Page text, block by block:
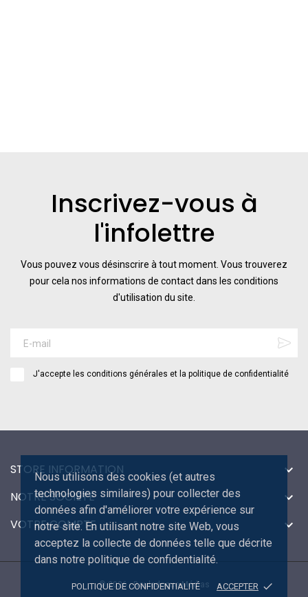
Nous utilisons des cookies (et autres
technologies similaires) pour collecter des
données afin d'améliorer votre expérience sur
notre site. En utilisant notre site Web, vous
acceptez la collecte de données telle que décrite
dans notre politique de confidentialité.
POLITIQUE DE CONFIDENTIALITÉ ACCEPTER done
Inscrivez-vous à
l'infolettre
Vous pouvez vous désinscrire à tout moment. Vous trouverez
pour cela nos informations de contact dans les conditions
d'utilisation du site.
J'accepte les conditions générales et la politique de confidentialité
STORE INFORMATION 
NOTRE SOCIÉTÉ 
VOTRE COMPTE 
© 2026 - Bouledogue Médias